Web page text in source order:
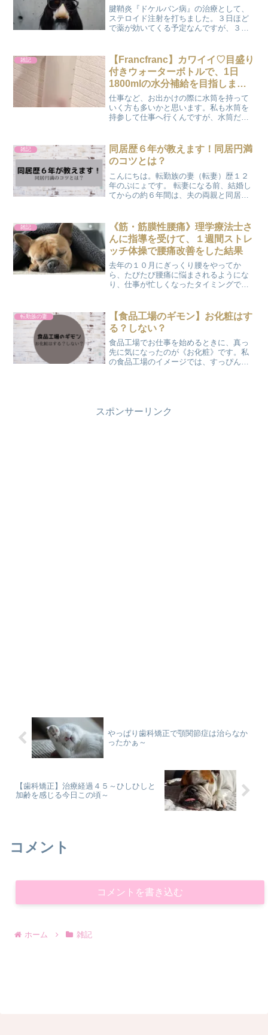
腱鞘炎『ドケルバン病』の治療として、
ステロイド注射を打ちました。３日ほど
で薬が効いてくる予定なんですが、３日
で、今まではフツーにやっていたことを
痛みを我慢しなが...
雑記
【Francfranc】カワイイ♡目盛り
付きウォーターボトルで、1日
1800mlの水分補給を目指しま
す！！
仕事など、お出かけの際に水筒を持って
いく方も多いかと思います。私も水筒を
持参して仕事へ行くんですが、水筒だと
る季節「なにかもっと良いモノはないか
な～」と探してみ...
雑記
同居歴６年が教えます！同居円満
のコツとは？
こんにちは。転勤族の妻（転妻）歴１２
年のぷにょです。 転妻になる前、結婚し
てからの約６年間は、夫の両親と同居し
思う人が多いかもしれませんが、実はメ
リットもたくさんある...
雑記
《筋・筋膜性腰痛》理学療法士さ
んに指導を受けて、１週間ストレ
ッチ体操で腰痛改善をした結果
去年の１０月にぎっくり腰をやってか
ら、たびたび腰痛に悩まされるようにな
り、仕事が忙しくなったタイミングで強
診断されました。 理学療法士さんから指
導を受けて、毎日腹式呼...
転勤族の妻
【食品工場のギモン】お化粧はす
る？しない？
食品工場でお仕事を始めるときに、真っ
先に気になったのが《お化粧》です。私
の食品工場のイメージでは、すっぴん！
スポンサーリンク
やっぱり歯科矯正で顎関節症は治らなか
ったかぁ～
【歯科矯正】治療経過４５～ひしひしと
加齢を感じる今日この頃～
コメント
コメントを書き込む
ホーム 雑記